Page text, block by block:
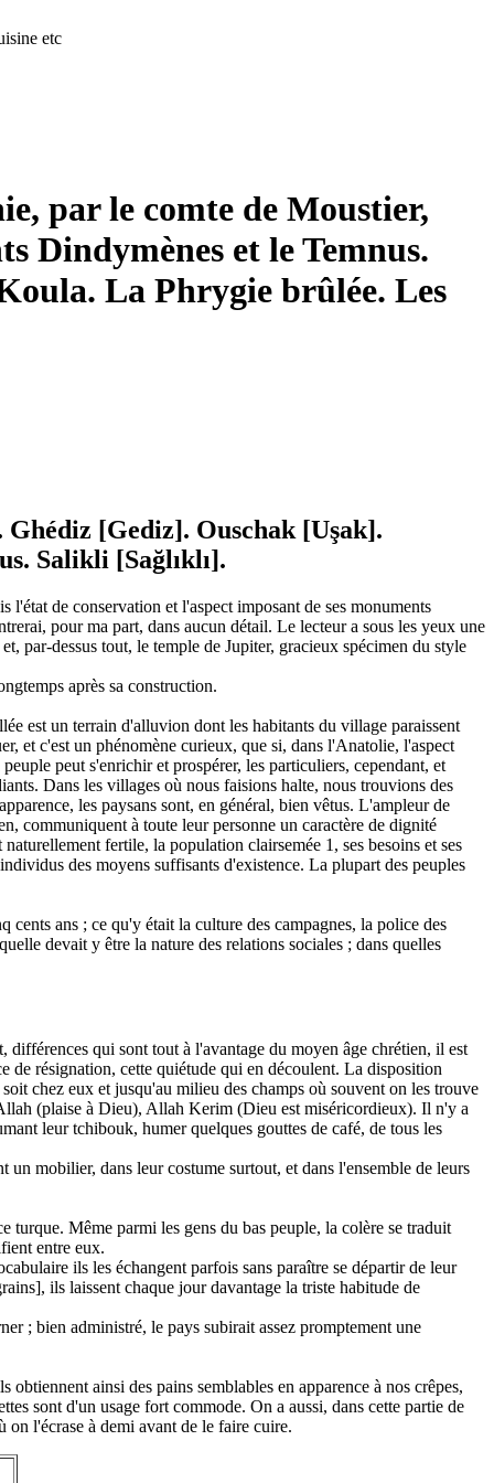
etc
par le comte de Moustier,
Dindymènes et le Temnus.
La Phrygie brûlée. Les
[Gediz]. Ouschak [Uşak].
Salikli [Sağlıklı].
de conservation et l'aspect imposant de ses monuments
pour ma part, dans aucun détail. Le lecteur a sous les yeux une
par-dessus tout, le temple de Jupiter, gracieux spécimen du style
après sa construction.
est un terrain d'alluvion dont les habitants du village paraissent
et c'est un phénomène curieux, que si, dans l'Anatolie, l'aspect
peut s'enrichir et prospérer, les particuliers, cependant, et
Dans les villages où nous faisions halte, nous trouvions des
les paysans sont, en général, bien vêtus. L'ampleur de
communiquent à toute leur personne un caractère de dignité
fertile, la population clairsemée 1, ses besoins et ses
des moyens suffisants d'existence. La plupart des peuples
ans ; ce qu'y était la culture des campagnes, la police des
devait y être la nature des relations sociales ; dans quelles
qui sont tout à l'avantage du moyen âge chrétien, il est
de résignation, cette quiétude qui en découlent. La disposition
chez eux et jusqu'au milieu des champs où souvent on les trouve
(plaise à Dieu), Allah Kerim (Dieu est miséricordieux). Il n'y a
leur tchibouk, humer quelques gouttes de café, de tous les
mobilier, dans leur costume surtout, et dans l'ensemble de leurs
turque. Même parmi les gens du bas peuple, la colère se traduit
entre eux.
ils les échangent parfois sans paraître se départir de leur
ils laissent chaque jour davantage la triste habitude de
; bien administré, le pays subirait assez promptement une
ainsi des pains semblables en apparence à nos crêpes,
sont d'un usage fort commode. On a aussi, dans cette partie de
l'écrase à demi avant de le faire cuire.